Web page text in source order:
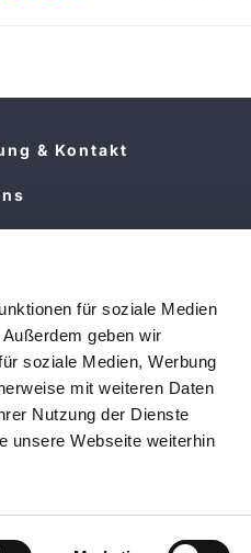
für soziale Medien
geben wir
soziale Medien, Werbung
mit weiteren Daten
Nutzung der Dienste
unsere Webseite weiterhin
& Kontakt